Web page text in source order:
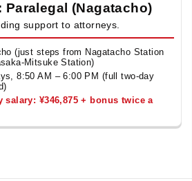
(Nagatacho)
support to attorneys.
(just steps from Nagatacho Station
Mitsuke Station)
8:50 AM – 6:00 PM (full two-day
salary: ¥346,875 + bonus twice a